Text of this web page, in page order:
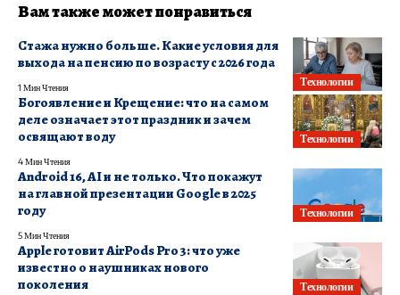
Вам также может понравиться
Технологии
Стажа нужно больше. Какие условия для
выхода на пенсию по возрасту с 2026 года
1 Мин Чтения
Технологии
Богоявление и Крещение: что на самом
деле означает этот праздник и зачем
освящают воду
4 Мин Чтения
Технологии
Android 16, AI и не только. Что покажут
на главной презентации Google в 2025
году
5 Мин Чтения
Технологии
Apple готовит AirPods Pro 3: что уже
известно о наушниках нового
поколения